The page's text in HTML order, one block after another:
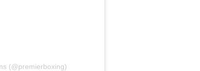
(@premierboxing)